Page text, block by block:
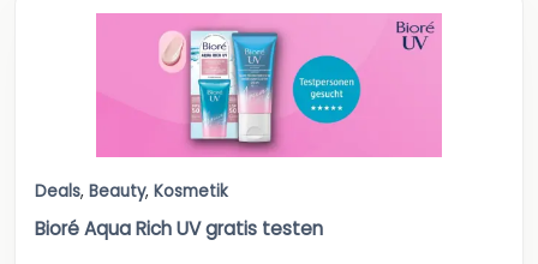
Deals, Beauty, Kosmetik
Bioré Aqua Rich UV gratis testen